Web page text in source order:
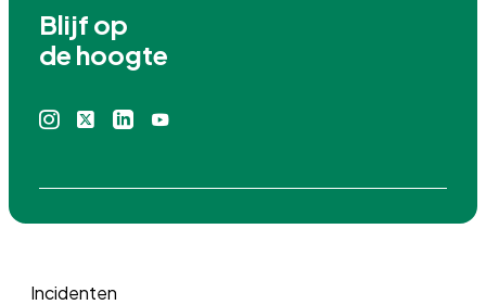
Blijf op
de hoogte
InstagramLinkedin
Incidenten